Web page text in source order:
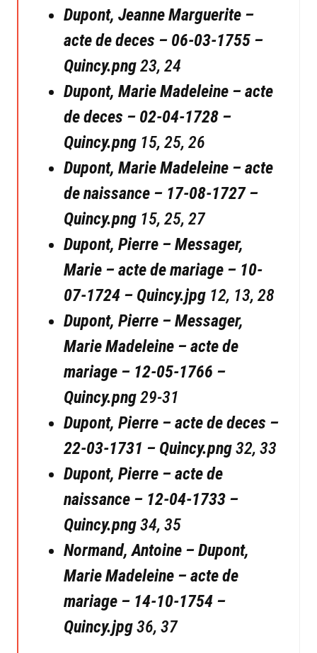
Dupont, Jeanne Marguerite –
acte de deces – 06-03-1755 –
Quincy.png23, 24
Dupont, Marie Madeleine – acte
de deces – 02-04-1728 –
Quincy.png 15, 25, 26
Dupont, Marie Madeleine – acte
de naissance – 17-08-1727 –
Quincy.png 15, 25, 27
Dupont, Pierre – Messager,
Marie – acte de mariage – 10-
07-1724 – Quincy.jpg 12, 13, 28
Dupont, Pierre – Messager,
Marie Madeleine – acte de
mariage – 12-05-1766 –
Quincy.png29-31
Dupont, Pierre – acte de deces –
22-03-1731 – Quincy.png32, 33
Dupont, Pierre – acte de
naissance – 12-04-1733 –
Quincy.png34, 35
Normand, Antoine – Dupont,
Marie Madeleine – acte de
mariage – 14-10-1754 –
Quincy.jpg36, 37